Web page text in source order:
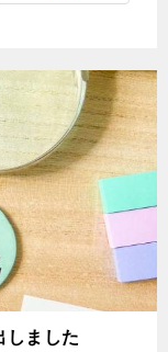
しました